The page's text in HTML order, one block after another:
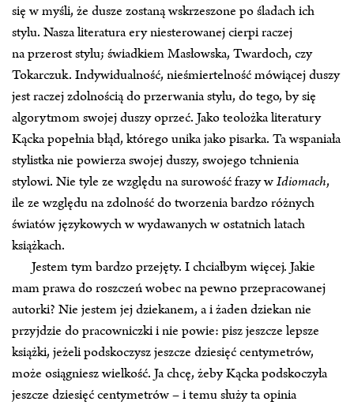
się w myśli, że dusze zostaną wskrzeszone po śladach ich
stylu. Nasza literatura ery niesterowanej cierpi raczej
na przerost stylu; świadkiem Masłowska, Twardoch, czy
Tokarczuk. Indywidualność, nieśmiertelność mówiącej duszy
jest raczej zdolnością do przerwania stylu, do tego, by się
algorytmom swojej duszy oprzeć. Jako teolożka literatury
Kącka popełnia błąd, którego unika jako pisarka. Ta wspaniała
stylistka nie powierza swojej duszy, swojego tchnienia
stylowi. Nie tyle ze względu na surowość frazy wIdiomach,
ile ze względu na zdolność do tworzenia bardzo różnych
światów językowych w wydawanych w ostatnich latach
książkach.
Jestem tym bardzo przejęty. I chciałbym więcej. Jakie
mam prawa do roszczeń wobec na pewno przepracowanej
autorki? Nie jestem jej dziekanem, a i żaden dziekan nie
przyjdzie do pracowniczki i nie powie: pisz jeszcze lepsze
książki, jeżeli podskoczysz jeszcze dziesięć centymetrów,
może osiągniesz wielkość. Ja chcę, żeby Kącka podskoczyła
jeszcze dziesięć centymetrów – i temu służy ta opinia